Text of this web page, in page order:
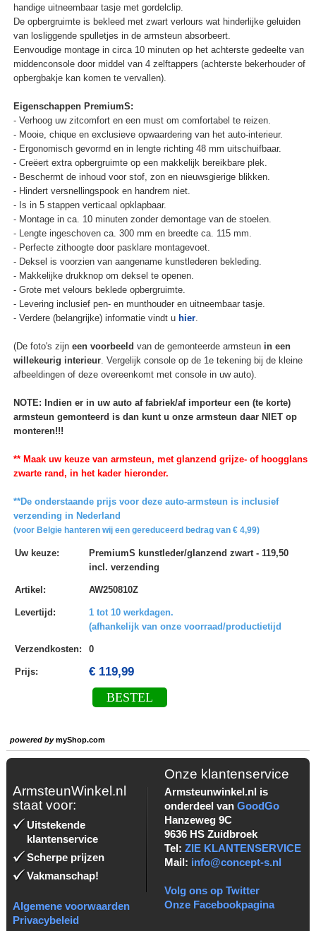
handige uitneembaar tasje met gordelclip.
De opbergruimte is bekleed met zwart verlours wat hinderlijke geluiden
van losliggende spulletjes in de armsteun absorbeert.
Eenvoudige montage in circa 10 minuten op het achterste gedeelte van
middenconsole door middel van 4 zelftappers (achterste bekerhouder of
opbergbakje kan komen te vervallen).
Eigenschappen PremiumS:
- Verhoog uw zitcomfort en een must om comfortabel te reizen.
- Mooie, chique en exclusieve opwaardering van het auto-interieur.
- Ergonomisch gevormd en in lengte richting 48 mm uitschuifbaar.
- Creëert extra opbergruimte op een makkelijk bereikbare plek.
- Beschermt de inhoud voor stof, zon en nieuwsgierige blikken.
- Hindert versnellingspook en handrem niet.
- Is in 5 stappen verticaal opklapbaar.
- Montage in ca. 10 minuten zonder demontage van de stoelen.
- Lengte ingeschoven ca. 300 mm en breedte ca. 115 mm.
- Perfecte zithoogte door pasklare montagevoet.
- Deksel is voorzien van aangename kunstlederen bekleding.
- Makkelijke drukknop om deksel te openen.
- Grote met velours beklede opbergruimte.
- Levering inclusief pen- en munthouder en uitneembaar tasje.
- Verdere (belangrijke) informatie vindt u hier.
(De foto's zijn een voorbeeld van de gemonteerde armsteun in een
willekeurig interieur. Vergelijk console op de 1e tekening bij de kleine
afbeeldingen of deze overeenkomt met console in uw auto).
NOTE: Indien er in uw auto af fabriek/af importeur een (te korte)
armsteun gemonteerd is dan kunt u onze armsteun daar NIET op
monteren!!!
** Maak uw keuze van armsteun, met glanzend grijze- of hoogglans
zwarte rand, in het kader hieronder.
**De onderstaande prijs voor deze auto-armsteun is inclusief
verzending in Nederland
(voor Belgie hanteren wij een gereduceerd bedrag van € 4,99)
Uw keuze:
PremiumS kunstleder/glanzend zwart - 119,50
incl. verzending
Artikel : AW250810Z
Levertijd :
1 tot 10 werkdagen.
(afhankelijk van onze voorraad/productietijd
Verzendkosten: 0
Prijs: € 119,99
BESTEL
powered bymyShop.com
ArmsteunWinkel.nl
staat voor:
Uitstekende
klantenservice
Scherpe prijzen
Vakmanschap!
Algemene voorwaarden
Privacybeleid
Onze klantenservice
Armsteunwinkel.nl is
onderdeel van GoodGo
Hanzeweg 9C
9636 HS Zuidbroek
Tel: ZIE KLANTENSERVICE
Mail: info@concept-s.nl
Volg ons op Twitter
Onze Facebookpagina